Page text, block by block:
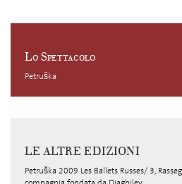
Lo Spettacolo
Petruška
LE ALTRE EDIZIONI
Petruška 2009 Les Ballets Russes/ 3,